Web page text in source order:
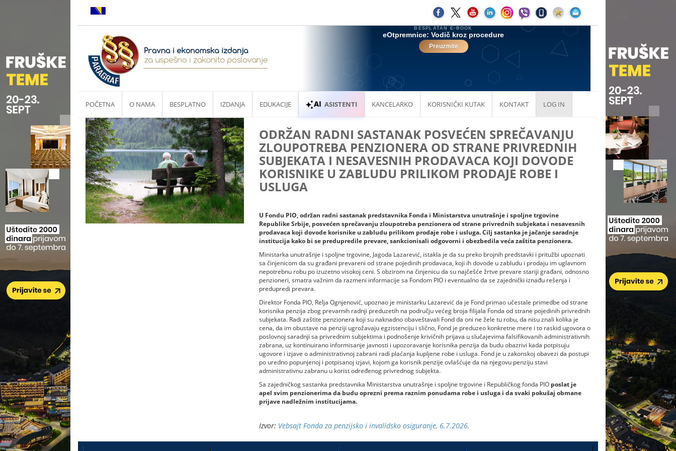
POČETNA O NAMA BESPLATNO IZDANJA EDUKACIJE ASISTENTI KANCELARKO KORISNIČKI KUTAK KONTAKT LOG IN
ODRŽAN RADNI SASTANAK POSVEĆEN SPREČAVANJU
ZLOUPOTREBA PENZIONERA OD STRANE PRIVREDNIH
SUBJEKATA I NESAVESNIH PRODAVACA KOJI DOVODE
KORISNIKE U ZABLUDU PRILIKOM PRODAJE ROBE I
USLUGA
U Fondu PIO, održan radni sastanak predstavnika Fonda i Ministarstva unutrašnje i spoljne trgovine
Republike Srbije, posvećen sprečavanju zloupotreba penzionera od strane privrednih subjekata i nesavesnih
prodavaca koji dovode korisnike u zabludu prilikom prodaje robe i usluga. Cilj sastanka je jačanje saradnje
institucija kako bi se predupredile prevare, sankcionisali odgovorni i obezbedila veća zaštita penzionera.
Ministarka unutrašnje i spoljne trgovine, Jagoda Lazarević, istakla je da su preko brojnih predstavki i pritužbi upoznati
sa činjenicom da su građani prevareni od strane pojedinih prodavaca, koji ih dovode u zabludu i prodaju im uglavnom
nepotrebnu robu po izuzetno visokoj ceni. S obzirom na činjenicu da su najčešće žrtve prevare stariji građani, odnosno
penzioneri, smatra važnim da razmeni informacije sa Fondom PIO i eventualno da se zajednički iznađu rešenja i
predupredi prevara.
Direktor Fonda PIO, Relja Ognjenović, upoznao je ministarku Lazarević da je Fond primao učestale primedbe od strane
korisnika penzija zbog prevarnih radnji preduzetih na području većeg broja filijala Fonda od strane pojedinih privrednih
subjekata. Radi zaštite penzionera koji su naknadno obaveštavali Fond da oni ne žele tu robu, da nisu znali kolika je
cena, da im obustave na penziji ugrožavaju egzistenciju i slično, Fond je preduzeo konkretne mere i to raskid ugovora o
poslovnoj saradnji sa privrednim subjektima i podnošenje krivičnih prijava u slučajevima falsifikovanih administrativnih
zabrana, uz kontinuirano informisanje javnosti i upozoravanje korisnika penzija da budu obazrivi kada potpisuju
ugovore i izjave o administrativnoj zabrani radi plaćanja kupljene robe i usluga. Fond je u zakonskoj obavezi da postupi
po uredno popunjenoj i potpisanoj izjavi, kojom ga korisnik penzije ovlašćuje da na njegovu penziju stavi
administrativnu zabranu u korist određenog privrednog subjekta.
Sa zajedničkog sastanka predstavnika Ministarstva unutrašnje i spoljne trgovine i Republičkog fonda PIO poslat je
apel svim penzionerima da budu oprezni prema raznim ponudama robe i usluga i da svaki pokušaj obmane
prijave nadležnim institucijama.
Izvor: Vebsajt Fonda za penzijsko i invalidsko osiguranje, 6.7.2026.